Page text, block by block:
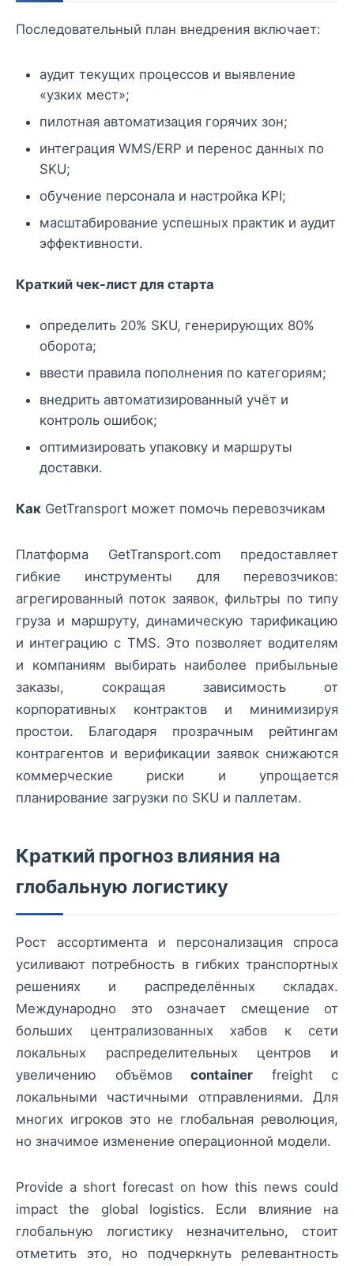
Последовательный план внедрения включает:
аудит текущих процессов и выявление
«узких мест»;
пилотная автоматизация горячих зон;
интеграция WMS/ERP и перенос данных по
SKU;
обучение персонала и настройка KPI;
масштабирование успешных практик и аудит
эффективности.
Краткий чек-лист для старта
определить 20% SKU, генерирующих 80%
оборота;
ввести правила пополнения по категориям;
внедрить автоматизированный учёт и
контроль ошибок;
оптимизировать упаковку и маршруты
доставки.
Как GetTransport может помочь перевозчикам
Платформа GetTransport.com предоставляет
гибкие инструменты для перевозчиков:
агрегированный поток заявок, фильтры по типу
груза и маршруту, динамическую тарификацию
и интеграцию с TMS. Это позволяет водителям
и компаниям выбирать наиболее прибыльные
заказы, сокращая зависимость от
корпоративных контрактов и минимизируя
простои. Благодаря прозрачным рейтингам
контрагентов и верификации заявок снижаются
коммерческие риски и упрощается
планирование загрузки по SKU и паллетам.
Краткий прогноз влияния на
глобальную логистику
Рост ассортимента и персонализация спроса
усиливают потребность в гибких транспортных
решениях и распределённых складах.
Международно это означает смещение от
больших централизованных хабов к сети
локальных распределительных центров и
увеличению объёмов container freight с
локальными частичными отправлениями. Для
многих игроков это не глобальная революция,
но значимое изменение операционной модели.
Provide a short forecast on how this news could
impact the global logistics. Если влияние на
глобальную логистику незначительно, стоит
отметить это, но подчеркнуть релевантность